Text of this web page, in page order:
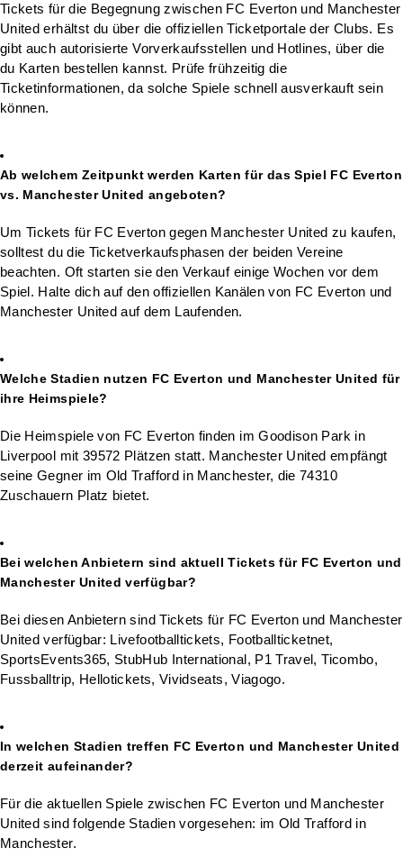
Tickets für die Begegnung zwischen FC Everton und Manchester
United erhältst du über die offiziellen Ticketportale der Clubs. Es
gibt auch autorisierte Vorverkaufsstellen und Hotlines, über die
du Karten bestellen kannst. Prüfe frühzeitig die
Ticketinformationen, da solche Spiele schnell ausverkauft sein
können.
Ab welchem Zeitpunkt werden Karten für das Spiel FC Everton
vs. Manchester United angeboten?
Um Tickets für FC Everton gegen Manchester United zu kaufen,
solltest du die Ticketverkaufsphasen der beiden Vereine
beachten. Oft starten sie den Verkauf einige Wochen vor dem
Spiel. Halte dich auf den offiziellen Kanälen von FC Everton und
Manchester United auf dem Laufenden.
Welche Stadien nutzen FC Everton und Manchester United für
ihre Heimspiele?
Die Heimspiele von FC Everton finden im Goodison Park in
Liverpool mit 39572 Plätzen statt. Manchester United empfängt
seine Gegner im Old Trafford in Manchester, die 74310
Zuschauern Platz bietet.
Bei welchen Anbietern sind aktuell Tickets für FC Everton und
Manchester United verfügbar?
Bei diesen Anbietern sind Tickets für FC Everton und Manchester
United verfügbar: Livefootballtickets, Footballticketnet,
SportsEvents365, StubHub International, P1 Travel, Ticombo,
Fussballtrip, Hellotickets, Vividseats, Viagogo.
In welchen Stadien treffen FC Everton und Manchester United
derzeit aufeinander?
Für die aktuellen Spiele zwischen FC Everton und Manchester
United sind folgende Stadien vorgesehen: im Old Trafford in
Manchester.